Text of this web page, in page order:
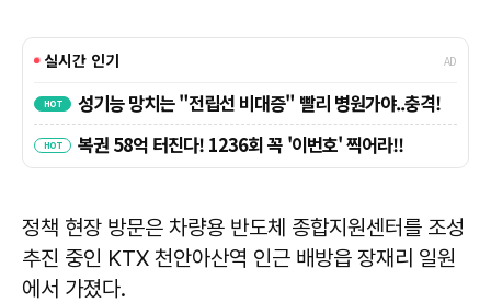
정책 현장 방문은 차량용 반도체 종합지원센터를 조성
추진 중인 KTX 천안아산역 인근 배방읍 장재리 일원
에서 가졌다.